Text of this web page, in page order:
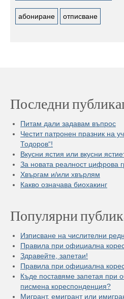
Последни
Питам дали задавам въпрос
Честит патронен празник на
Тодоров“!
Вкусни ястия или вкусни
За новата реалност цифрова
Хвъргам и/или хвърлям
Какво означава биохакинг
Популярни
Изписване на числителни
Правила при официална
Здравейте, запетаи!
Правила при официална
Къде поставяме запетая при
писмена кореспонденция?
Мигрант, емигрант или